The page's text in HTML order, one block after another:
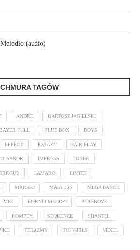
(audio)
CHMURA TAGÓW
ANDRE BARTOSZ JAGIELSKI
BAYER FULL BLUE BOX BOYS
EFFECT EXTAZY FAIR PLAY
SANOK IMPRESS JOKER
LAMARO LIMITH
MARIOO MASTERS MEGA DANCE
MIG PIĘKNI I MŁODZI PLAYBOYS
ROMPEY SEQUENCE SHANTEL
TERAZMY TOP GIRLS VEXEL